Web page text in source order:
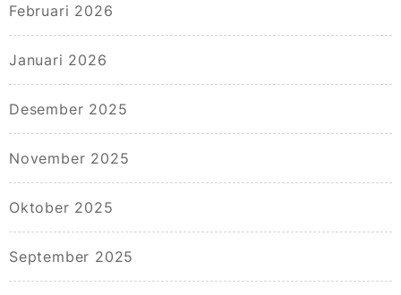
Februari 2026
Januari 2026
Desember 2025
November 2025
Oktober 2025
September 2025